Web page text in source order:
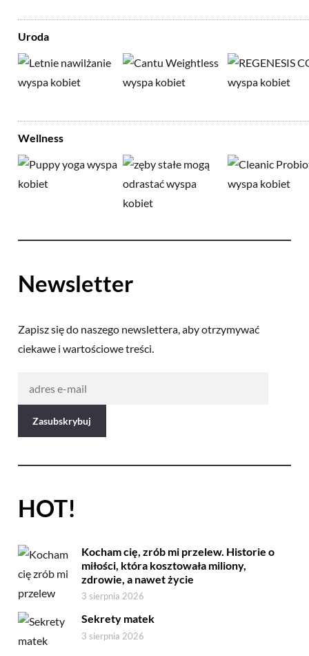
Uroda
Wellness
Newsletter
Zapisz się do naszego newslettera, aby otrzymywać
ciekawe i wartościowe treści.
HOT!
Kocham cię, zrób mi przelew. Historie o
miłości, która kosztowała miliony,
zdrowie, a nawet życie
3 sierpnia 2026
Sekrety matek
3 sierpnia 2026